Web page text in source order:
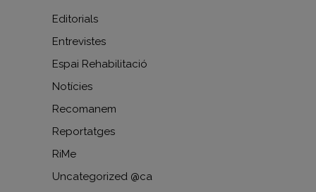
Editorials
Entrevistes
Espai Rehabilitació
Notícies
Recomanem
Reportatges
RiMe
Uncategorized @ca